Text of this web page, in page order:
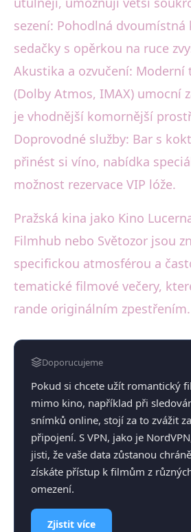
sezení: Pohodlná dvoumístná
sedačky s opěrkou na ruce
Akustika a ozvučení: Moderní
(Dolby Atmos, IMAX) umocní
je vhodnější komornější
Doprovodné služby: Bar s
přinést si víno, nabídka
možnost rezervace VIP lóže.
Pražská kina jako Kino
Filmhub nebo Světozor jsou
specifickou atmosférou a
tematické filmové večery,
rande originálním zpestřením.
Doporucujeme
Pokud si chcete užít romantický
mimo kino, například při
snímků online, stojí za to zvážit
připojení. S VPN, jako je
jisti, že vaše data zůstanou
získáte přístup k filmům z
omezení.
Zjistit více